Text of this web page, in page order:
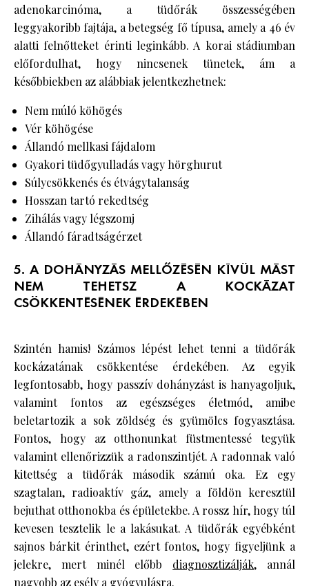
adenokarcinóma, a tüdőrák összességében
leggyakoribb fajtája, a betegség fő típusa, amely a 46 év
alatti felnőtteket érinti leginkább. A korai stádiumban
előfordulhat, hogy nincsenek tünetek, ám a
későbbiekben az alábbiak jelentkezhetnek:
Nem múló köhögés
Vér köhögése
Állandó mellkasi fájdalom
Gyakori tüdőgyulladás vagy hörghurut
Súlycsökkenés és étvágytalanság
Hosszan tartó rekedtség
Zihálás vagy légszomj
Állandó fáradtságérzet
5. A DOHÁNYZÁS MELLŐZÉSÉN KÍVÜL MÁST
NEM TEHETSZ A KOCKÁZAT
CSÖKKENTÉSÉNEK ÉRDEKÉBEN
Szintén hamis! Számos lépést lehet tenni a tüdőrák
kockázatának csökkentése érdekében. Az egyik
legfontosabb, hogy passzív dohányzást is hanyagoljuk,
valamint fontos az egészséges életmód, amibe
beletartozik a sok zöldség és gyümölcs fogyasztása.
Fontos, hogy az otthonunkat füstmentessé tegyük
valamint ellenőrizzük a radonszintjét. A radonnak való
kitettség a tüdőrák második számú oka. Ez egy
szagtalan, radioaktív gáz, amely a földön keresztül
bejuthat otthonokba és épületekbe. A rossz hír, hogy túl
kevesen tesztelik le a lakásukat. A tüdőrák egyébként
sajnos bárkit érinthet, ezért fontos, hogy figyeljünk a
jelekre, mert minél előbb diagnosztizálják, annál
nagyobb az esély a gyógyulásra.